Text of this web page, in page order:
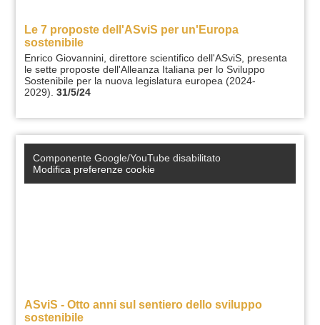
Le 7 proposte dell'ASviS per un'Europa
sostenibile
Enrico Giovannini, direttore scientifico dell'ASviS, presenta
le sette proposte dell'Alleanza Italiana per lo Sviluppo
Sostenibile per la nuova legislatura europea (2024-
2029). 31/5/24
Componente Google/YouTube disabilitato
Modifica preferenze cookie
ASviS - Otto anni sul sentiero dello sviluppo
sostenibile